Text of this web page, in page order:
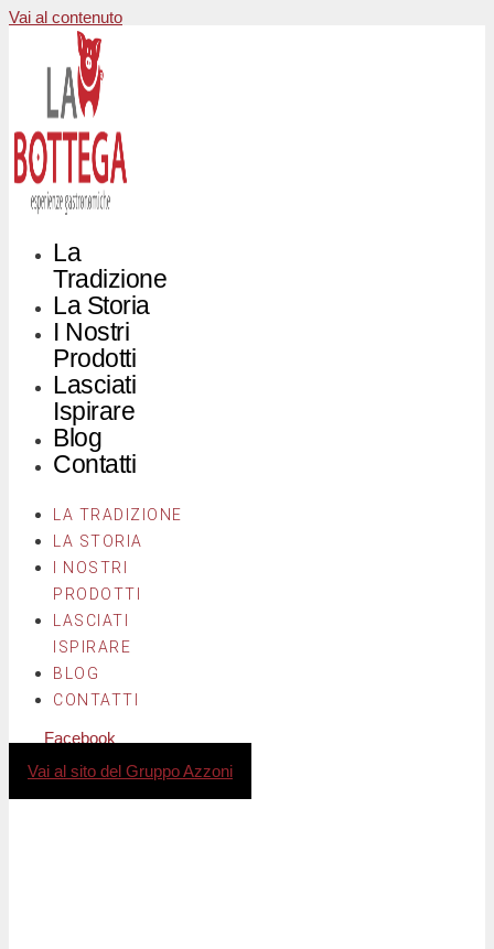
Vai al contenuto
La
Tradizione
La Storia
I Nostri
Prodotti
Lasciati
Ispirare
Blog
Contatti
LA TRADIZIONE
LA STORIA
I NOSTRI
PRODOTTI
LASCIATI
ISPIRARE
BLOG
CONTATTI
Facebook
Vai al sito del Gruppo Azzoni